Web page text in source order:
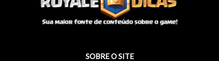
SOBRE O SITE